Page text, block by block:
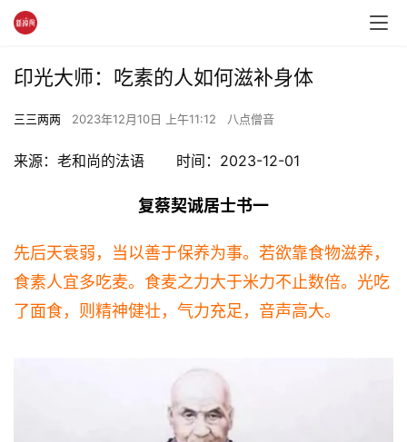
印光大师：吃素的人如何滋补身体
三三两两 2023年12月10日 上午11:12 八点僧音
来源：老和尚的法语       时间：2023-12-01
复蔡契诚居士书一
先后天衰弱，当以善于保养为事。若欲靠食物滋养，
食素人宜多吃麦。食麦之力大于米力不止数倍。光吃
了面食，则精神健壮，气力充足，音声高大。